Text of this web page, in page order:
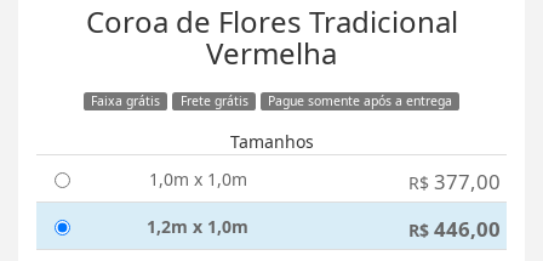
Coroa de Flores Tradicional
Vermelha
Faixa grátis Frete grátis Pague somente após a entrega
Tamanhos
1,0m x 1,0m
R$ 377,00
1,2m x 1,0m R$ 446,00